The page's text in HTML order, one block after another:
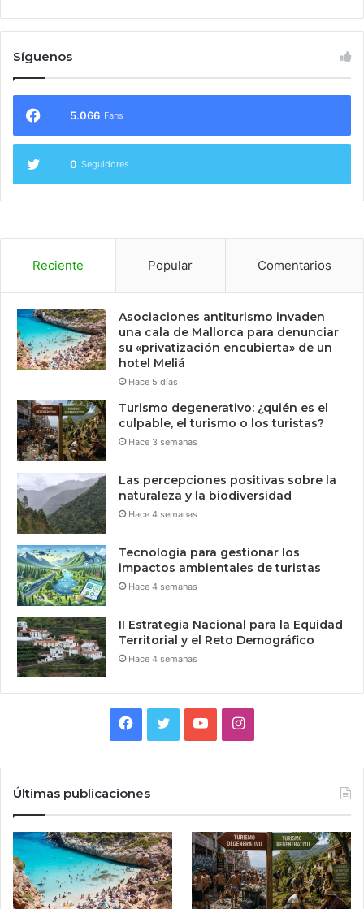
Síguenos
5.066 Fans
0 Seguidores
Reciente Popular Comentarios
Asociaciones antiturismo invaden
una cala de Mallorca para denunciar
su «privatización encubierta» de un
hotel Meliá
Hace 5 días
Turismo degenerativo: ¿quién es el
culpable, el turismo o los turistas?
Hace 3 semanas
Las percepciones positivas sobre la
naturaleza y la biodiversidad
Hace 4 semanas
Tecnologia para gestionar los
impactos ambientales de turistas
Hace 4 semanas
II Estrategia Nacional para la Equidad
Territorial y el Reto Demográfico
Hace 4 semanas
Facebook
TwitterYouTubeInstagram
Últimas publicaciones